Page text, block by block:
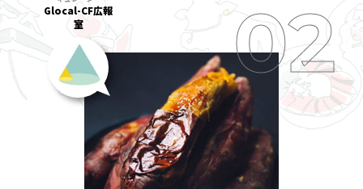
Glocal-CF広報
室